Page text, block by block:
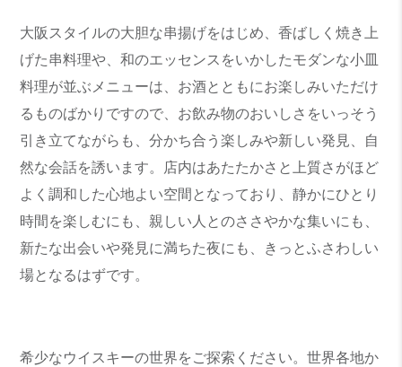
大阪スタイルの大胆な串揚げをはじめ、香ばしく焼き上
げた串料理や、和のエッセンスをいかしたモダンな小皿
料理が並ぶメニューは、お酒とともにお楽しみいただけ
るものばかりですので、お飲み物のおいしさをいっそう
引き立てながらも、分かち合う楽しみや新しい発見、自
然な会話を誘います。店内はあたたかさと上質さがほど
よく調和した心地よい空間となっており、静かにひとり
時間を楽しむにも、親しい人とのささやかな集いにも、
新たな出会いや発見に満ちた夜にも、きっとふさわしい
場となるはずです。
希少なウイスキーの世界をご探索ください。世界各地か